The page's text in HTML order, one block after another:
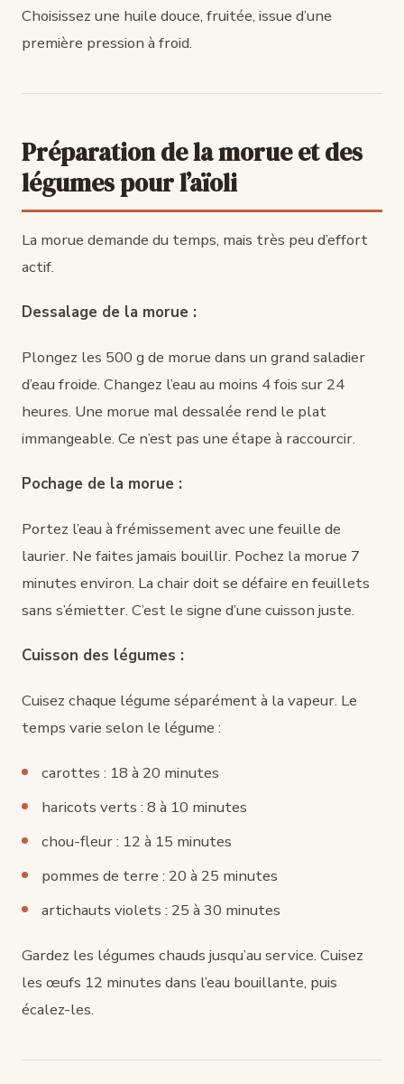
Choisissez une huile douce, fruitée, issue d’une
première pression à froid.
Préparation de la morue et des
légumes pour l’aïoli
La morue demande du temps, mais très peu d’effort
actif.
Dessalage de la morue :
Plongez les 500 g de morue dans un grand saladier
d’eau froide. Changez l’eau au moins 4 fois sur 24
heures. Une morue mal dessalée rend le plat
immangeable. Ce n’est pas une étape à raccourcir.
Pochage de la morue :
Portez l’eau à frémissement avec une feuille de
laurier. Ne faites jamais bouillir. Pochez la morue 7
minutes environ. La chair doit se défaire en feuillets
sans s’émietter. C’est le signe d’une cuisson juste.
Cuisson des légumes :
Cuisez chaque légume séparément à la vapeur. Le
temps varie selon le légume :
carottes : 18 à 20 minutes
haricots verts : 8 à 10 minutes
chou-fleur : 12 à 15 minutes
pommes de terre : 20 à 25 minutes
artichauts violets : 25 à 30 minutes
Gardez les légumes chauds jusqu’au service. Cuisez
les œufs 12 minutes dans l’eau bouillante, puis
écalez-les.